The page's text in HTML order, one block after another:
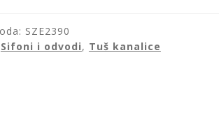
SZE2390
Sifoni i odvodi, Tuš kanalice